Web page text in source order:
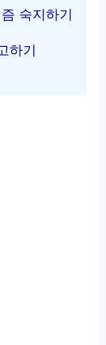
숙지하기
하기